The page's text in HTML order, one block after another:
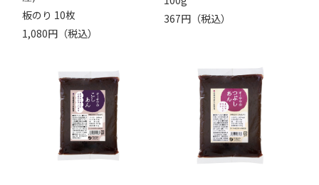
板のり 10枚
1,080円（税込）
367円（税込）